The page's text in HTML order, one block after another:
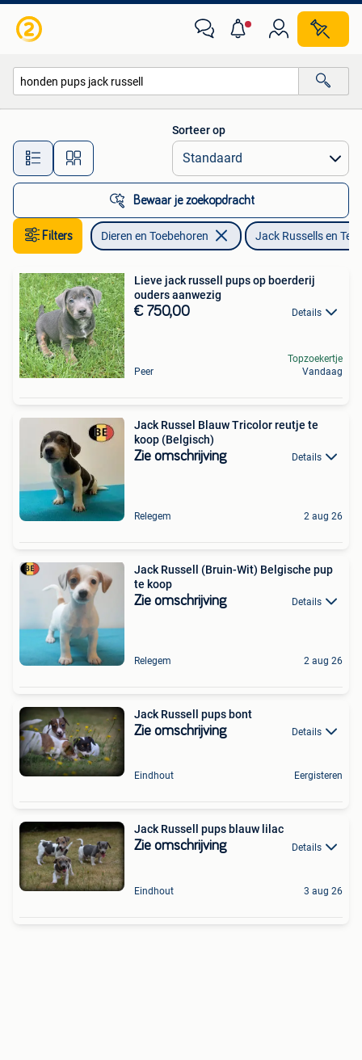
Alle afstanden…
Sorteer op
Bewaar je zoekopdracht
Filters Dieren en Toebehoren Jack Russells en
Lieve jack russell pups op boerderij
ouders aanwezig
€ 750,00 Details
Peer
Topzoekertje
Vandaag
Jack Russel Blauw Tricolor reutje te
koop (Belgisch)
Zie omschrijving Details
Relegem 2 aug 26
Jack Russell (Bruin-Wit) Belgische pup
te koop
Zie omschrijving Details
Relegem 2 aug 26
Jack Russell pups bont
Zie omschrijving Details
Eindhout Eergisteren
Jack Russell pups blauw lilac
Zie omschrijving Details
Eindhout 3 aug 26